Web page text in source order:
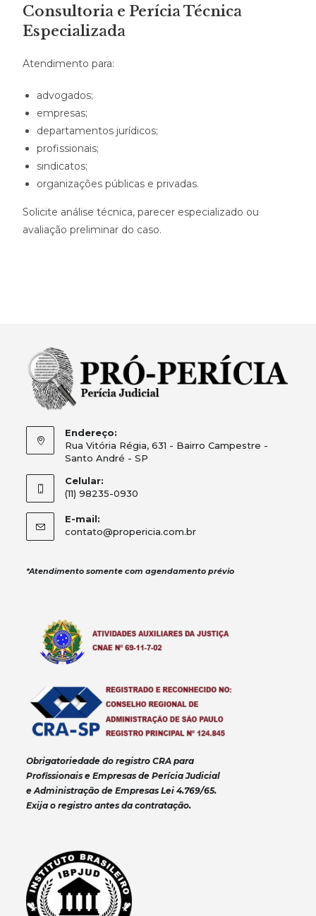
Consultoria e Perícia Técnica
Especializada
Atendimento para:
advogados;
empresas;
departamentos jurídicos;
profissionais;
sindicatos;
organizações públicas e privadas.
Solicite análise técnica, parecer especializado ou
avaliação preliminar do caso.
Endereço:
Rua Vitória Régia, 631 - Bairro Campestre -
Santo André - SP
Celular:
(11) 98235-0930
E-mail:
contato@propericia.com.br
*Atendimento somente com agendamento prévio
Obrigatoriedade do registro CRA para
Profissionais e Empresas de Perícia Judicial
e Administração de Empresas Lei 4.769/65.
Exija o registro antes da contratação.